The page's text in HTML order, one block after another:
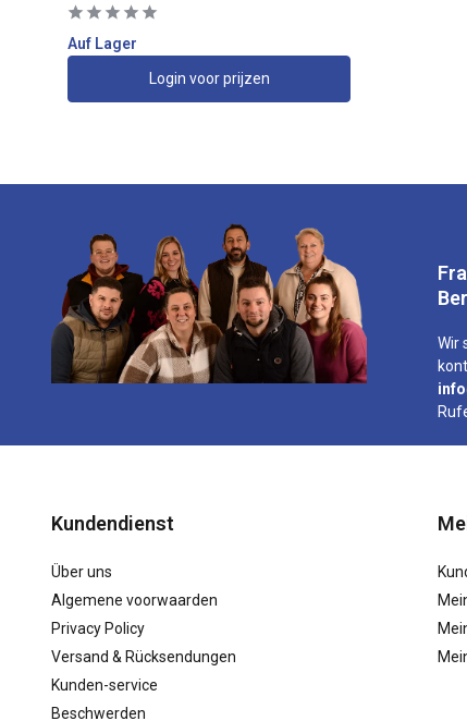
Auf Lager
Login voor prijzen
Wir
Kundendienst
Über uns
Algemene voorwaarden
Privacy Policy
Versand & Rücksendungen
Kunden-service
Beschwerden